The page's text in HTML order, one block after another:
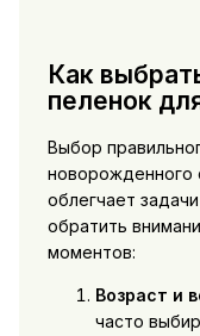
Как
пеленок
Выбор
новорожденного
облегчает
обратить
моментов:
Возраст и
часто